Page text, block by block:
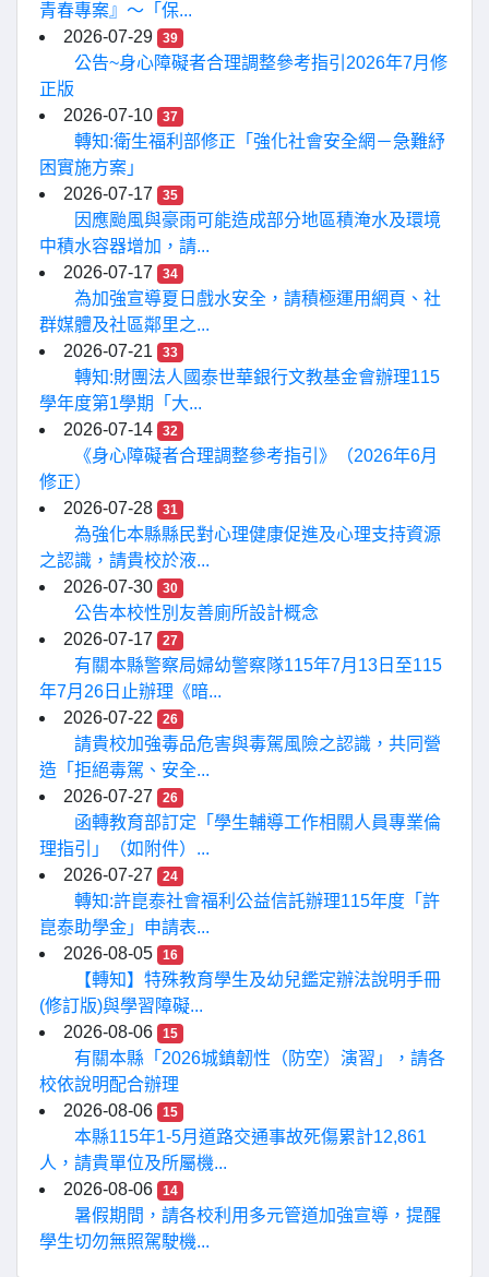
青春專案』〜「保...
2026-07-29
39
公告~身心障礙者合理調整參考指引2026年7月修
正版
2026-07-10
37
轉知:衛生福利部修正「強化社會安全網－急難紓
困實施方案」
2026-07-17
35
因應颱風與豪雨可能造成部分地區積淹水及環境
中積水容器增加，請...
2026-07-17
34
為加強宣導夏日戲水安全，請積極運用網頁、社
群媒體及社區鄰里之...
2026-07-21
33
轉知:財團法人國泰世華銀行文教基金會辦理115
學年度第1學期「大...
2026-07-14
32
《身心障礙者合理調整參考指引》（2026年6月
修正）
2026-07-28
31
為強化本縣縣民對心理健康促進及心理支持資源
之認識，請貴校於液...
2026-07-30
30
公告本校性別友善廁所設計概念
2026-07-17
27
有關本縣警察局婦幼警察隊115年7月13日至115
年7月26日止辦理《暗...
2026-07-22
26
請貴校加強毒品危害與毒駕風險之認識，共同營
造「拒絕毒駕、安全...
2026-07-27
26
函轉教育部訂定「學生輔導工作相關人員專業倫
理指引」（如附件）...
2026-07-27
24
轉知:許崑泰社會福利公益信託辦理115年度「許
崑泰助學金」申請表...
2026-08-05
16
【轉知】特殊教育學生及幼兒鑑定辦法說明手冊
(修訂版)與學習障礙...
2026-08-06
15
有關本縣「2026城鎮韌性（防空）演習」，請各
校依說明配合辦理
2026-08-06
15
本縣115年1-5月道路交通事故死傷累計12,861
人，請貴單位及所屬機...
2026-08-06
14
暑假期間，請各校利用多元管道加強宣導，提醒
學生切勿無照駕駛機...